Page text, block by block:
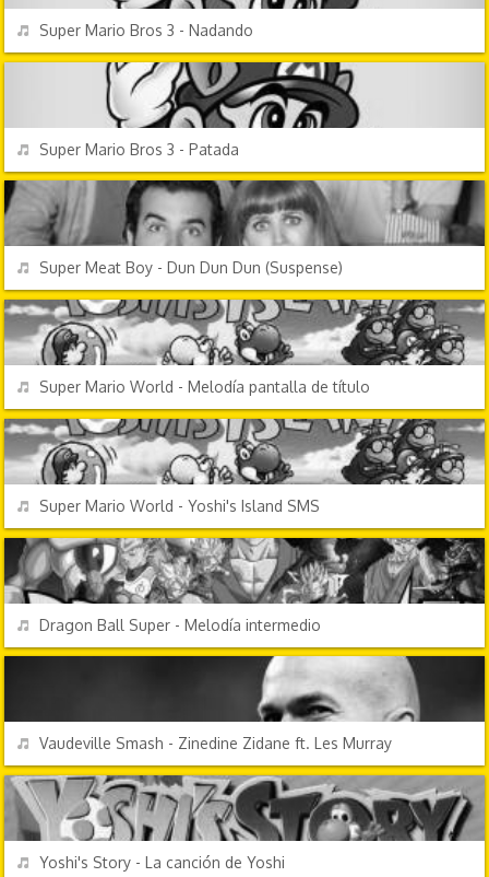
REPRODUCIR
Super Mario Bros 3 - Nadando
REPRODUCIR
Super Mario Bros 3 - Patada
REPRODUCIR
Super Meat Boy - Dun Dun Dun (Suspense)
REPRODUCIR
Super Mario World - Melodía pantalla de título
REPRODUCIR
Super Mario World - Yoshi's Island SMS
REPRODUCIR
Dragon Ball Super - Melodía intermedio
REPRODUCIR
Vaudeville Smash - Zinedine Zidane ft. Les Murray
REPRODUCIR
Yoshi's Story - La canción de Yoshi